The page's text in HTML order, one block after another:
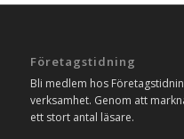
Företagstidning
Bli medlem hos
verksamhet. Genom att
ett stort antal läsare.